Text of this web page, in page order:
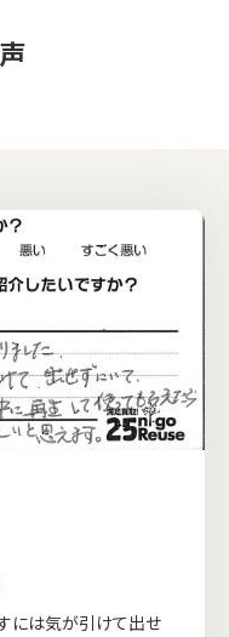
には気が引けて出せ